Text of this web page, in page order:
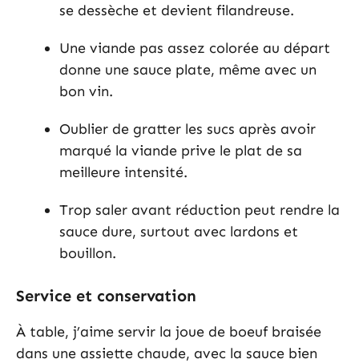
se dessèche et devient filandreuse.
Une viande pas assez colorée au départ
donne une sauce plate, même avec un
bon vin.
Oublier de gratter les sucs après avoir
marqué la viande prive le plat de sa
meilleure intensité.
Trop saler avant réduction peut rendre la
sauce dure, surtout avec lardons et
bouillon.
Service et conservation
À table, j’aime servir la joue de boeuf braisée
dans une assiette chaude, avec la sauce bien